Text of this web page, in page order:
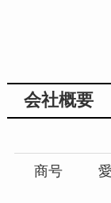
会社概要
商号